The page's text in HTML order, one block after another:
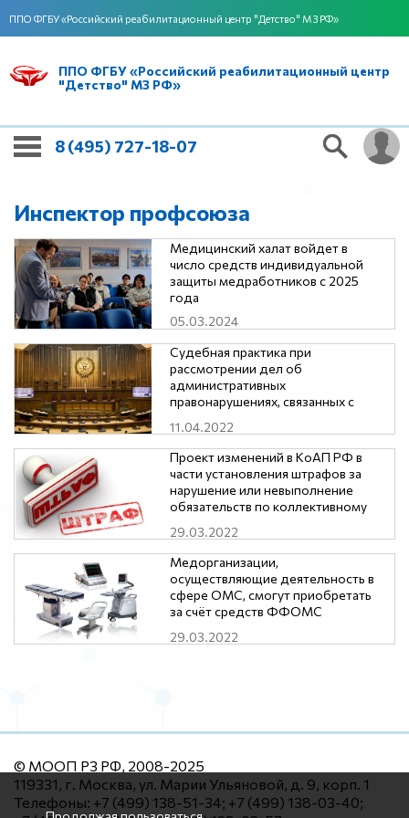
ППО ФГБУ «Российский реабилитационный центр "Детство" МЗ РФ»
ППО ФГБУ «Российский реабилитационный центр
"Детство" МЗ РФ»
8 (495) 727-18-07
Инспектор профсоюза
Медицинский халат войдет в
число средств индивидуальной
защиты медработников с 2025
года
05.03.2024
Судебная практика при
рассмотрении дел об
административных
правонарушениях, связанных с
законодательства и иных
нормативных правовых актов
11.04.2022
Проект изменений в КоАП РФ в
части установления штрафов за
нарушение или невыполнение
обязательств по коллективному
29.03.2022
Медорганизации,
осуществляющие деятельность в
сфере ОМС, смогут приобретать
за счёт средств ФФОМС
млн. рублей.
29.03.2022
© МООП РЗ РФ, 2008-2025
119331, г. Москва, ул. Марии Ульяновой, д. 9, корп. 1
Телефоны: +7 (499) 138-51-34; +7 (499) 138-03-40;